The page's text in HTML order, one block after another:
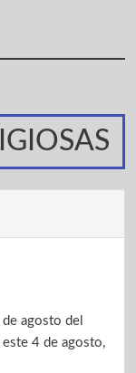
agosto del
4 de agosto,